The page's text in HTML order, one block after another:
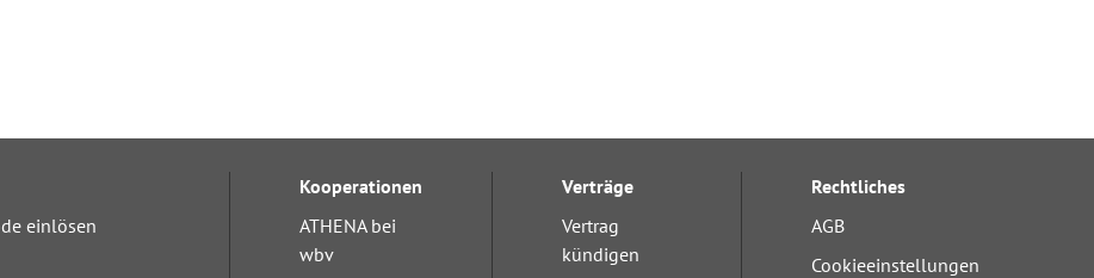
einlösen
Kooperationen
ATHENA bei
wbv
Verträge
Vertrag
kündigen
Rechtliches
AGB
Cookieeinstellungen